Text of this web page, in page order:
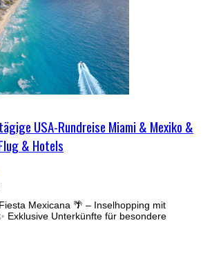
USA-Rundreise Miami & Mexiko &
& Hotels
Mexicana 🌴 – Inselhopping mit
Exklusive Unterkünfte für besondere